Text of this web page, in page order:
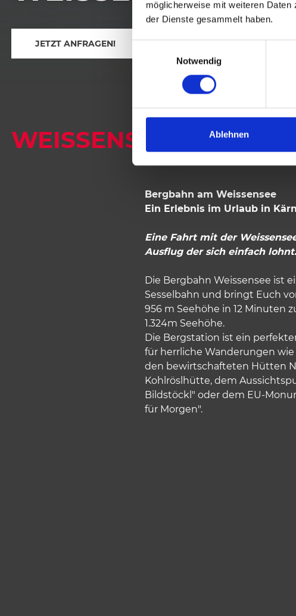
möglicherweise mit weiteren
der Dienste gesammelt haben.
i
l
i
g
Notwendig
Ablehnen
JETZT ANFRAGEN!
WEISSENSEE
Bergbahn am Weissensee
Ein Erlebnis im Urlaub in
Eine Fahrt mit der
Ausflug der sich einfach lohnt.
Die Bergbahn Weissensee ist
Sesselbahn und bringt Euch
956 m Seehöhe in 12 Minuten
1.324m Seehöhe.
Die Bergstation ist ein
für herrliche Wanderungen wie
den bewirtschafteten Hütten
Kohlröslhütte, dem
Bildstöckl" oder dem EU-
für Morgen".